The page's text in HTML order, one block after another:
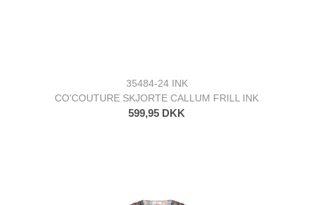
35484-24 INK
CO'COUTURE SKJORTE CALLUM FRILL INK
599,95 DKK